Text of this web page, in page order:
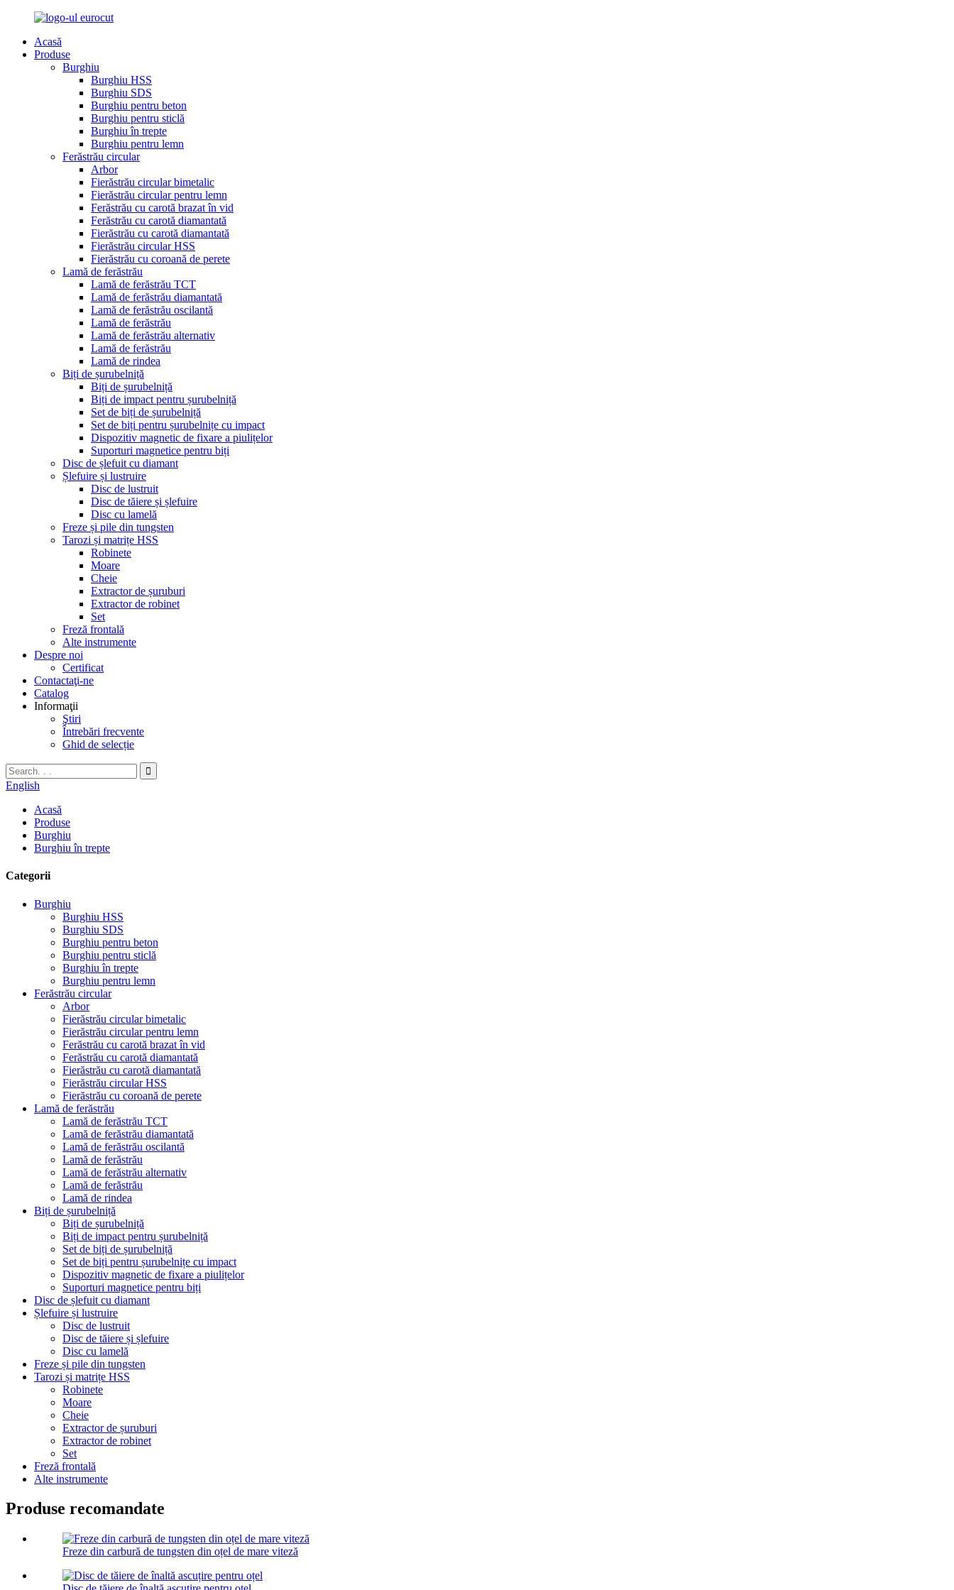
Acasă
Produse
Burghiu
Burghiu HSS
Burghiu SDS
Burghiu pentru beton
Burghiu pentru sticlă
Burghiu în trepte
Burghiu pentru lemn
Ferăstrău circular
Arbor
Fierăstrău circular bimetalic
Fierăstrău circular pentru lemn
Ferăstrău cu carotă brazat în vid
Ferăstrău cu carotă diamantată
Fierăstrău cu carotă diamantată
Fierăstrău circular HSS
Fierăstrău cu coroană de perete
Lamă de ferăstrău
Lamă de ferăstrău TCT
Lamă de ferăstrău diamantată
Lamă de ferăstrău oscilantă
Lamă de ferăstrău
Lamă de ferăstrău alternativ
Lamă de ferăstrău
Lamă de rindea
Biți de șurubelniță
Biți de șurubelniță
Biți de impact pentru șurubelniță
Set de biți de șurubelniță
Set de biți pentru șurubelnițe cu impact
Dispozitiv magnetic de fixare a piulițelor
Suporturi magnetice pentru biți
Disc de șlefuit cu diamant
Șlefuire și lustruire
Disc de lustruit
Disc de tăiere și șlefuire
Disc cu lamelă
Freze și pile din tungsten
Tarozi și matrițe HSS
Robinete
Moare
Cheie
Extractor de șuruburi
Extractor de robinet
Set
Freză frontală
Alte instrumente
Despre noi
Certificat
Contactaţi-ne
Catalog
Informaţii
Ştiri
Întrebări frecvente
Ghid de selecție
English
Acasă
Produse
Burghiu
Burghiu în trepte
Categorii
Burghiu
Burghiu HSS
Burghiu SDS
Burghiu pentru beton
Burghiu pentru sticlă
Burghiu în trepte
Burghiu pentru lemn
Ferăstrău circular
Arbor
Fierăstrău circular bimetalic
Fierăstrău circular pentru lemn
Ferăstrău cu carotă brazat în vid
Ferăstrău cu carotă diamantată
Fierăstrău cu carotă diamantată
Fierăstrău circular HSS
Fierăstrău cu coroană de perete
Lamă de ferăstrău
Lamă de ferăstrău TCT
Lamă de ferăstrău diamantată
Lamă de ferăstrău oscilantă
Lamă de ferăstrău
Lamă de ferăstrău alternativ
Lamă de ferăstrău
Lamă de rindea
Biți de șurubelniță
Biți de șurubelniță
Biți de impact pentru șurubelniță
Set de biți de șurubelniță
Set de biți pentru șurubelnițe cu impact
Dispozitiv magnetic de fixare a piulițelor
Suporturi magnetice pentru biți
Disc de șlefuit cu diamant
Șlefuire și lustruire
Disc de lustruit
Disc de tăiere și șlefuire
Disc cu lamelă
Freze și pile din tungsten
Tarozi și matrițe HSS
Robinete
Moare
Cheie
Extractor de șuruburi
Extractor de robinet
Set
Freză frontală
Alte instrumente
Produse recomandate
Freze din carbură de tungsten din oțel de mare viteză